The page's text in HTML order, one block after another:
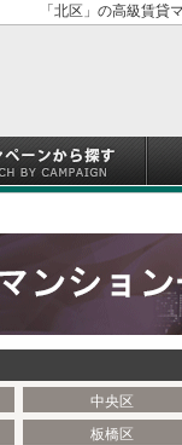
「北区」の高級賃貸
中央区
板橋区